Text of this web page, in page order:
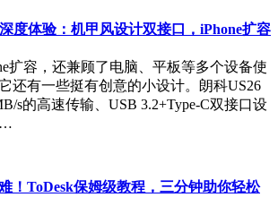
度体验：机甲风设计双接口，iPhone扩容
扩容，还兼顾了电脑、平板等多个设备使
还有一些挺有创意的小设计。朗科US26
s的高速传输、USB 3.2+Type-C双接口设
…
！ToDesk保姆级教程，三分钟助你轻松